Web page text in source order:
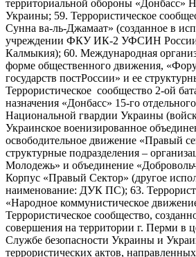
территориальной обороны «Донбасс»
Украины; 59. Террористическое
Сунна ва-ль-Джамаат» (созданное в
учреждении ФКУ ИК-2 УФСИН России
Калмыкия); 60. Международная
форме общественного движения,
государств постРоссии» и ее
Террористическое сообщество 2-ой
назначения «Донбасс» 15-го
Национальной гвардии Украины
Украинское военизированное
освободительное движение «Правый
структурные подразделения –
Молодежь» и объединение
Корпус «Правый Сектор» (другое
наименование: ДУК ПС); 63.
«Народное коммунистическое
Террористическое сообщество,
совершения на территории г. Перми в
Службе безопасности Украины и
террористических актов,